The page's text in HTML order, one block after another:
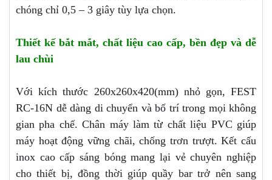
chóng chỉ 0,5 – 3 giây tùy lựa chọn.
Thiết kế bắt mắt, chất liệu cao cấp, bền đẹp và dễ
lau chùi
Với kích thước 260x260x420(mm) nhỏ gọn, FEST
RC-16N dễ dàng di chuyển và bố trí trong mọi không
gian pha chế. Chân máy làm từ chất liệu PVC giúp
máy hoạt động vững chãi, chống trơn trượt. Kết cấu
inox cao cấp sáng bóng mang lại vẻ chuyên nghiệp
cho thiết bị, đồng thời giúp quầy bar trở nên sang